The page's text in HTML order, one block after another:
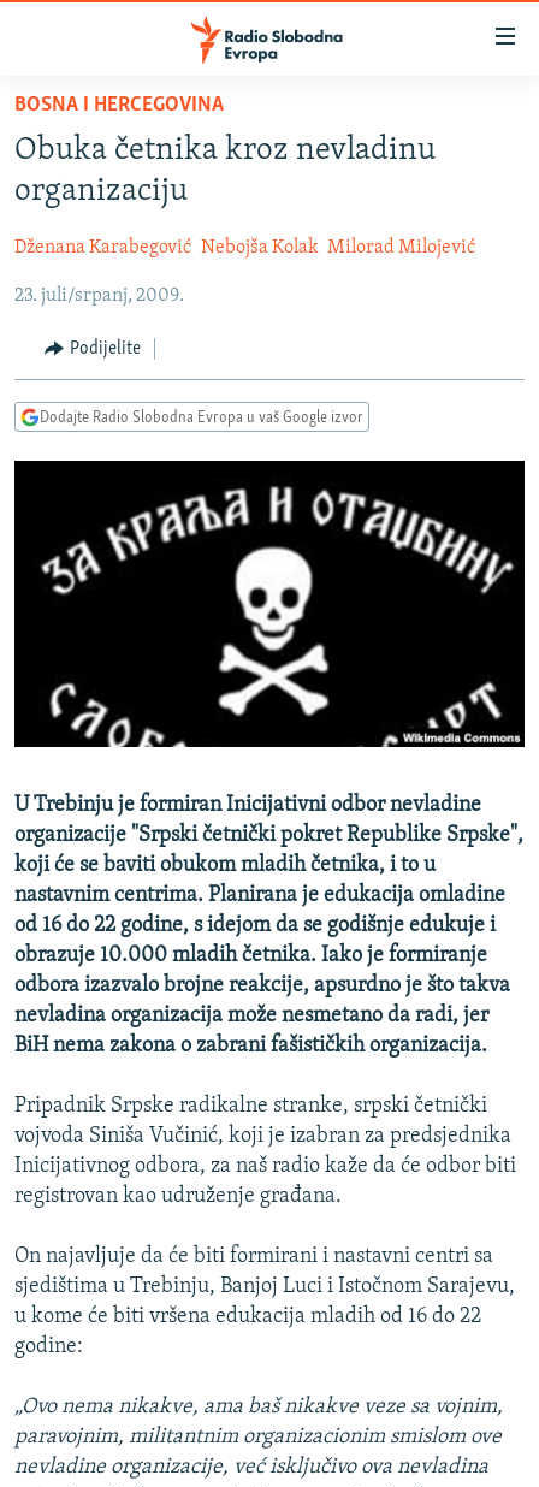
Pređite
glavni
sadržaj
Pređite
na
navigaciju
Pređite
pretragu
VIJESTI
SRBIJA
KOSOVO
CRNA GORA
VIZUELNO
FOTOGALERIJE
PODCASTI
RAT U UKRAJINI
RSE PRIČE IZ SVIJETA
ISPRIČAJ MI
VIŠE OD NASLOVA
GENOCID U SREBRENICI
TV LIBERTY
POST SCRIPTUM
TRI DECENIJE OD RATA U BIH
SVE KARTE DEJTONA
NASTANAK I RASPAD JUGOSLAVIJE
PRATITE NAS
Sve RFE/RL stranice
BOSNA I HERCEGOVINA
Obuka četnika kroz nevladinu
organizaciju
Dženana Karabegović Nebojša Kolak Milorad Milojević
23. juli/srpanj, 2009.
Podijelite
Dodajte Radio Slobodna Evropa u vaš Google izvor
U Trebinju je formiran Inicijativni odbor nevladine
organizacije "Srpski četnički pokret Republike Srpske",
koji će se baviti obukom mladih četnika, i to u
nastavnim centrima. Planirana je edukacija omladine
od 16 do 22 godine, s idejom da se godišnje edukuje i
obrazuje 10.000 mladih četnika. Iako je formiranje
odbora izazvalo brojne reakcije, apsurdno je što takva
nevladina organizacija može nesmetano da radi, jer
BiH nema zakona o zabrani fašističkih organizacija.
Pripadnik Srpske radikalne stranke, srpski četnički
vojvoda Siniša Vučinić, koji je izabran za predsjednika
Inicijativnog odbora, za naš radio kaže da će odbor biti
registrovan kao udruženje građana.
On najavljuje da će biti formirani i nastavni centri sa
sjedištima u Trebinju, Banjoj Luci i Istočnom Sarajevu,
u kome će biti vršena edukacija mladih od 16 do 22
godine:
„Ovo nema nikakve, ama baš nikakve veze sa vojnim,
paravojnim, militantnim organizacionim smislom ove
nevladine organizacije, već isključivo ova nevladina